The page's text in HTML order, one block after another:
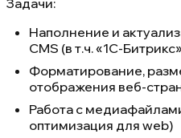
Наполнение и
CMS (в т.ч. «1С-
Форматирование,
отображения веб-
Работа с
оптимизация для web)